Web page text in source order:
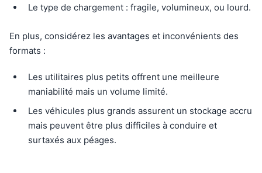
Le type de chargement : fragile, volumineux, ou lourd.
En plus, considérez les avantages et inconvénients des
formats :
Les utilitaires plus petits offrent une meilleure
maniabilité mais un volume limité.
Les véhicules plus grands assurent un stockage accru
mais peuvent être plus difficiles à conduire et
surtaxés aux péages.